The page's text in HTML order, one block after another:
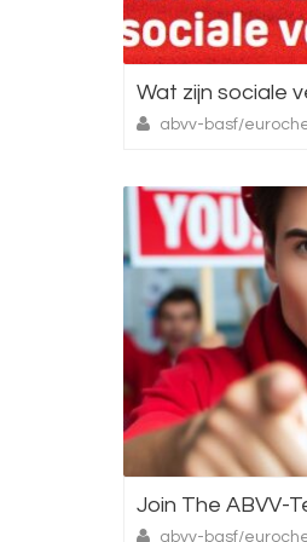
Wat zijn sociale
abvv-basf/
Join The ABVV-
abvv-basf/